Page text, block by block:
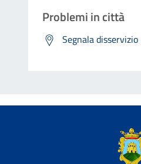
Problemi in città
Segnala disservizio